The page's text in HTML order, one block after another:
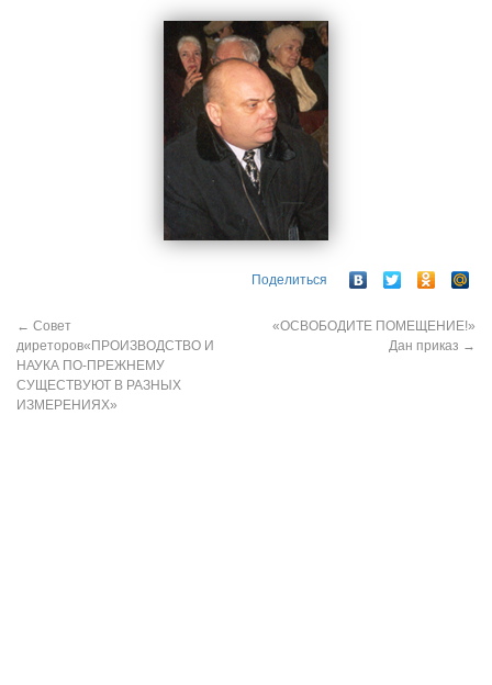
Поделиться
← Совет
диреторов«ПРОИЗВОДСТВО И
НАУКА ПО-ПРЕЖНЕМУ
СУЩЕСТВУЮТ В РАЗНЫХ
ИЗМЕРЕНИЯХ»
«ОСВОБОДИТЕ ПОМЕЩЕНИЕ!»
Дан приказ →